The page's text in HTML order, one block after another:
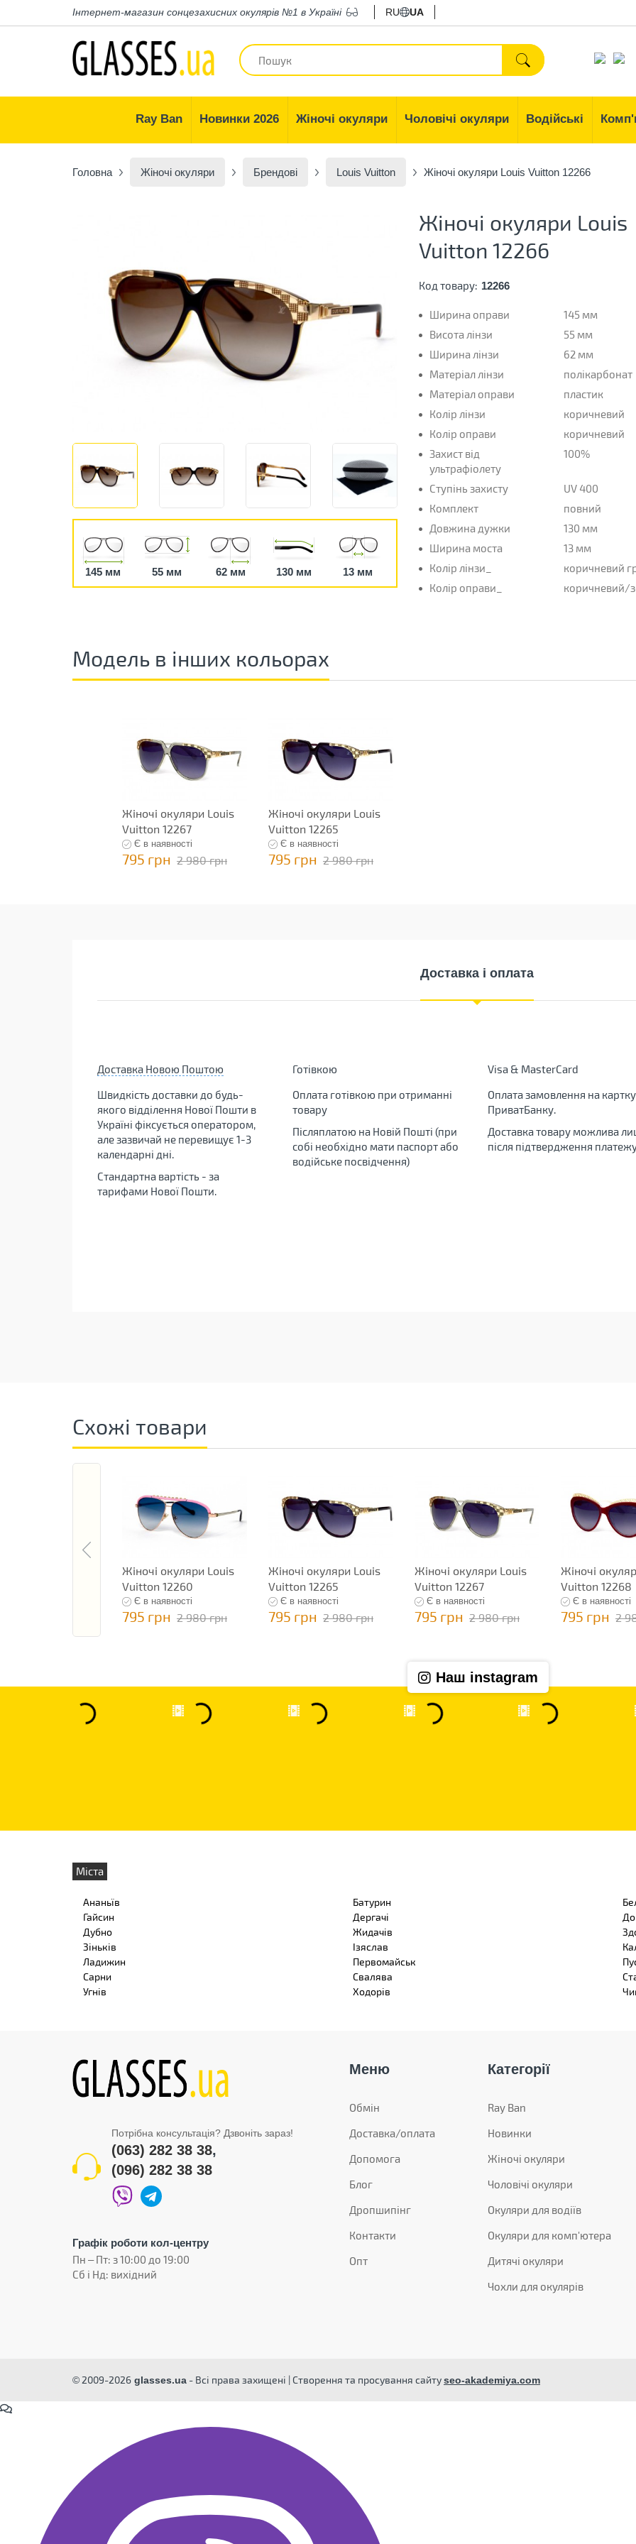
Інтернет-магазин сонцезахисних окулярів №1 в Україні RU UA
Ray Ban Новинки 2026 Жіночі окуляри Чоловічі окуляри Водійські
Головна Жіночі окуляри Брендові Louis Vuitton Жіночі окуляри Louis Vuitton 12266
145 мм 55 мм 62 мм 130 мм 13 мм
Жіночі окуляри Louis
Vuitton 12266
Код товару: 12266
Ширина оправи
145 мм
Висота лінзи
55 мм
Ширина лінзи
62 мм
Матеріал лінзи
полікарбонат
Матеріал оправи
пластик
Колір лінзи
коричневий
Колір оправи
коричневий
Захист від
ультрафіолету
100%
Ступінь захисту
UV 400
Комплект
повний
Довжина дужки
130 мм
Ширина моста
13 мм
Колір лінзи_
коричневий
Колір оправи_
коричневий/
Модель в інших кольорах
Жіночі окуляри Louis
Vuitton 12267
Є в наявності
795 грн 2 980 грн
Жіночі окуляри Louis
Vuitton 12265
Є в наявності
795 грн 2 980 грн
Доставка і оплата
Доставка Новою Поштою
Швидкість доставки до будь-
якого відділення Нової Пошти в
Україні фіксується оператором,
але зазвичай не перевищує 1-3
календарні дні.
Стандартна вартість - за
тарифами Нової Пошти.
Готівкою
Оплата готівкою при отриманні
товару
Післяплатою на Новій Пошті (при
собі необхідно мати паспорт або
водійське посвідчення)
Visa & MasterCard
Оплата замовлення на картку
ПриватБанку.
Доставка товару можлива
після підтвердження
Схожі товари
Жіночі окуляри Louis
Vuitton 12260
Є в наявності
795 грн 2 980 грн
Жіночі окуляри Louis
Vuitton 12265
Є в наявності
795 грн 2 980 грн
Жіночі окуляри Louis
Vuitton 12267
Є в наявності
795 грн 2 980 грн
Жіночі
Vuitton 12268
Є в наявності
795 грн 2
Наш instagram
Міста
Ананьїв Батурин
Гайсин
Дергачі
Дубно
Жидачів
Зіньків
Ізяслав
Ладижин
Первомайськ
Сарни
Свалява
Угнів
Ходорів
Потрібна консультація? Дзвоніть зараз!
(063) 282 38 38,
(096) 282 38 38
Графік роботи кол-центру
Пн – Пт: з 10:00 до 19:00
Сб і Нд: вихідний
Меню
Обмін
Доставка/оплата
Допомога
Блог
Дропшипінг
Контакти
Опт
Категорії
Ray Ban
Новинки
Жіночі окуляри
Чоловічі окуляри
Окуляри для водіїв
Окуляри для комп'ютера
Дитячі окуляри
Чохли для окулярів
© 2009-2026 glasses.ua - Всі права захищені | Створення та просування сайтуseo-akademiya.com